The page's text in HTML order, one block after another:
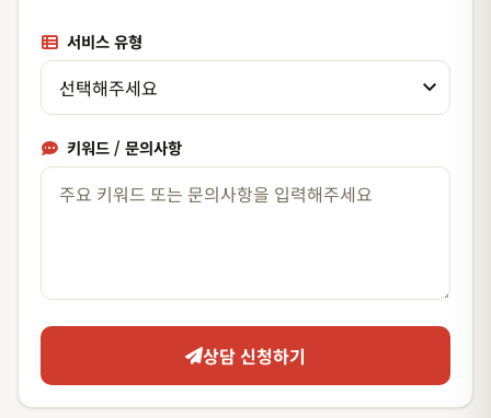
서비스 유형
키워드 / 문의사항
상담 신청하기